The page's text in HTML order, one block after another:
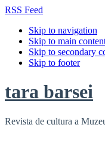
RSS Feed
Skip to navigation
Skip to main
Skip to secondary
Skip to footer
tara barsei
Revista de cultura a